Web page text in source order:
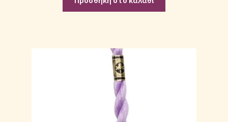
Παπλώματα για Ζεστασιά & Άνεση